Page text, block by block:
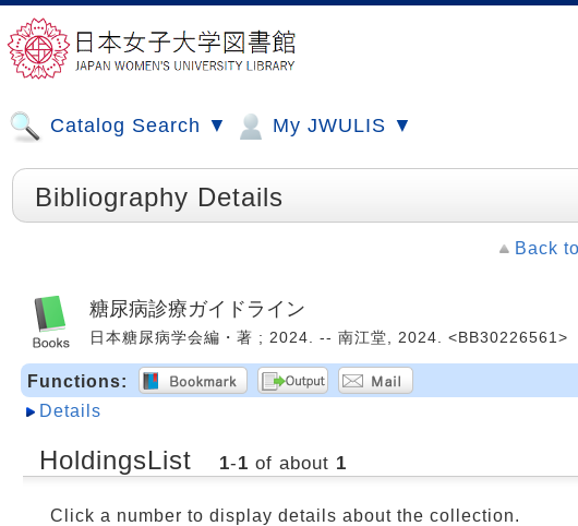
Catalog Search ▼ My JWULIS ▼
Bibliography Details
Back
糖尿病診療ガイドライン
日本糖尿病学会編・著 ; 2024. -- 南江堂, 2024. <BB30226561>
Functions:
Details
HoldingsList 1-1 of about 1
Click a number to display details about the collection.